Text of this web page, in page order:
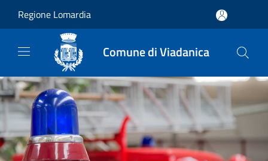
Regione Lomardia
Comune di Viadanica